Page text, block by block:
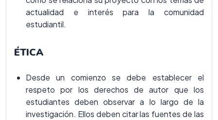
actualidad e interés para la comunidad
estudiantil.
ÉTICA
Desde un comienzo se debe establecer el
respeto por los derechos de autor que los
estudiantes deben observar a lo largo de la
investigación. Ellos deben citar las fuentes de las